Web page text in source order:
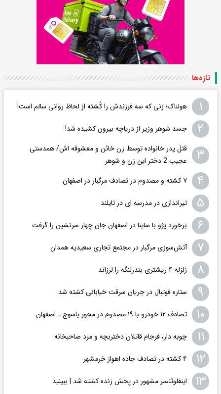
تازه‌ها
۱ هولناک؛ زنی که سه فرزندش را کُشته از لحاظ روانی سالم است!
۲ جسد شوهر وزیر از دریاچه بیرون کشیده شد!
۳
قتل پدر خانواده توسط زن خائن و معشوقه اش/ همدستی
عجیب 2 دختر این زن و شوهر
۴ ۷ کشته و مصدوم در تصادف مرگبار در اصفهان
۵ تیراندازی در مدرسه ای در تایلند
۶ برخورد پژو با ساینا در اصفهان جان چهار سرنشین را گرفت
۷ آتش‌سوزی مرگبار در مجتمع تجاری سعیدیه همدان
۸ زلزله ۴ ریشتری بندرلنگه را لرزاند
۹ ستاره فوتبال در جریان سرقت خیابانی کشته شد
۱۰ تصادف ۱۲ خودرو با ۱۹ مصدوم در محور یاسوج ـ اصفهان
۱۱ چوبه دار، فرجام قاتلان دختربچه و مرد صاحبخانه
۱۲ ۴ کشته در تصادف جاده اهواز خرمشهر
۱۳ اینفلوئنسر مشهور در پخش زنده کشته شد | ببینید